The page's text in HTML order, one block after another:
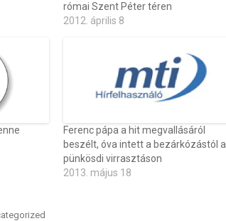
római Szent Péter téren
2012. április 8
Ferenc pápa a hit megvallásáról
beszélt, óva intett a bezárkózástól a
pünkösdi virrasztáson
2013. május 18